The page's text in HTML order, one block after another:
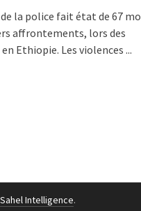
la police fait état de 67
affrontements, lors des
Ethiopie. Les violences ...
Sahel Intelligence.